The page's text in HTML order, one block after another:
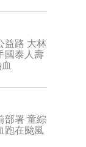
益路 大林
國泰人壽
部署 童綜
跑在颱風